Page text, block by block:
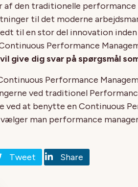
af den traditionelle
til det moderne
til en stor del innovation
Performance
give dig svar på spørgsmål
Performance
ved traditionel
ved at benytte en Continuous
man performance
Tweet Share